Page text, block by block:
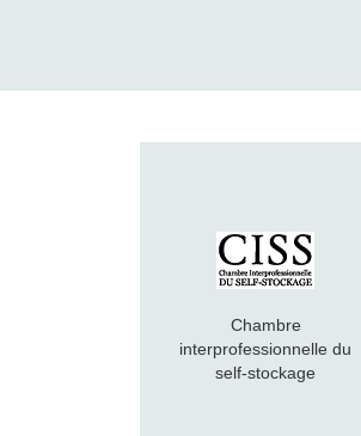
Chambre
interprofessionnelle du
self-stockage